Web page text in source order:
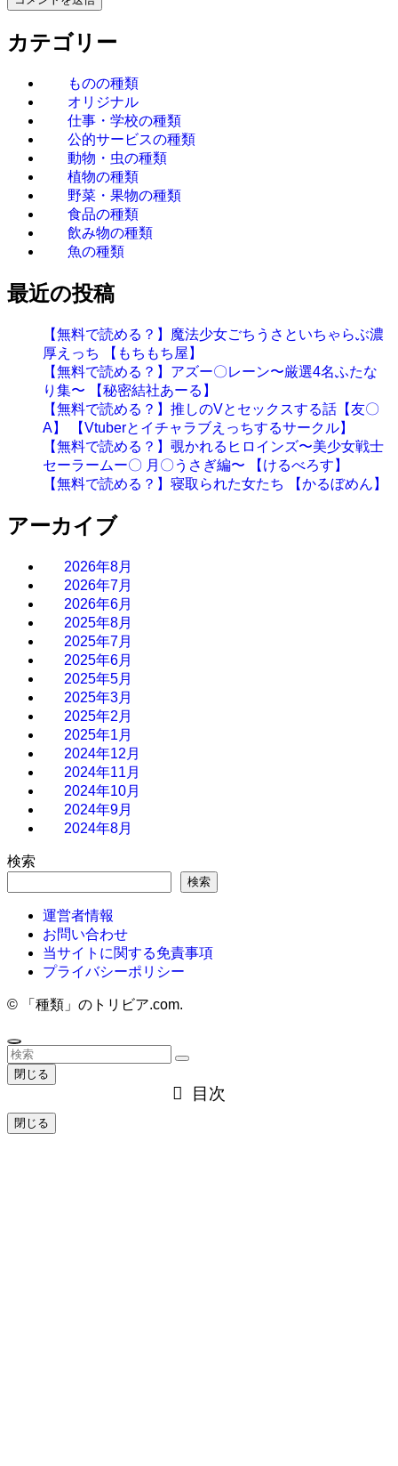
カテゴリー
ものの種類
オリジナル
仕事・学校の種類
公的サービスの種類
動物・虫の種類
植物の種類
野菜・果物の種類
食品の種類
飲み物の種類
魚の種類
最近の投稿
【無料で読める？】魔法少女ごちうさといちゃらぶ濃
厚えっち 【もちもち屋】
【無料で読める？】アズー〇レーン〜厳選4名ふたな
り集〜 【秘密結社あーる】
【無料で読める？】推しのVとセックスする話【友〇
A】 【Vtuberとイチャラブえっちするサークル】
【無料で読める？】覗かれるヒロインズ〜美少女戦士
セーラームー〇 月〇うさぎ編〜 【けるべろす】
【無料で読める？】寝取られた女たち 【かるぼめん】
アーカイブ
2026年8月
2026年7月
2026年6月
2025年8月
2025年7月
2025年6月
2025年5月
2025年3月
2025年2月
2025年1月
2024年12月
2024年11月
2024年10月
2024年9月
2024年8月
検索
検索
運営者情報
お問い合わせ
当サイトに関する免責事項
プライバシーポリシー
© 「種類」のトリビア.com.
閉じる
目次
閉じる